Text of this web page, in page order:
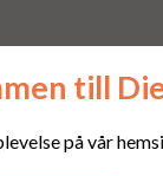
till
på vår